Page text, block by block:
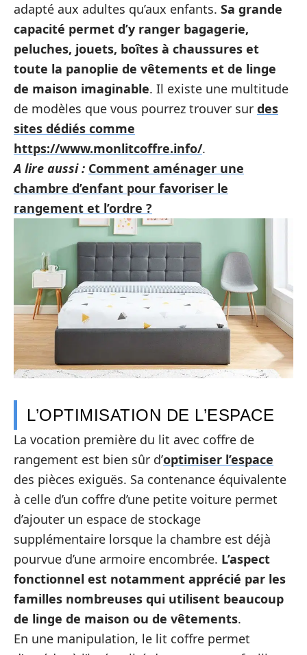
adapté aux adultes qu’aux enfants. Sa grande
capacité permet d’y ranger bagagerie,
peluches, jouets, boîtes à chaussures et
toute la panoplie de vêtements et de linge
de maison imaginable. Il existe une multitude
de modèles que vous pourrez trouver sur des
sites dédiés comme
https://www.monlitcoffre.info/.
A lire aussi : Comment aménager une
chambre d’enfant pour favoriser le
rangement et l’ordre ?
L’OPTIMISATION DE L’ESPACE
La vocation première du lit avec coffre de
rangement est bien sûr d’optimiser l’espace
des pièces exiguës. Sa contenance équivalente
à celle d’un coffre d’une petite voiture permet
d’ajouter un espace de stockage
supplémentaire lorsque la chambre est déjà
pourvue d’une armoire encombrée. L’aspect
fonctionnel est notamment apprécié par les
familles nombreuses qui utilisent beaucoup
de linge de maison ou de vêtements.
En une manipulation, le lit coffre permet